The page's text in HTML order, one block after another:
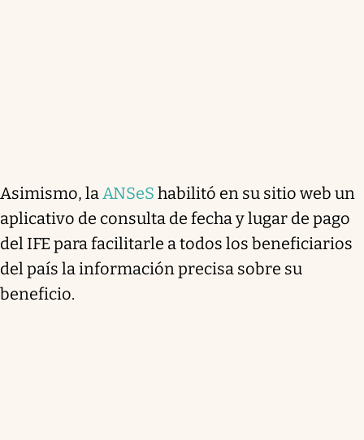
Asimismo, laANSeS habilitó en su sitio web un
aplicativo de consulta de fecha y lugar de pago
del IFE para facilitarle a todos los beneficiarios
del país la información precisa sobre su
beneficio.